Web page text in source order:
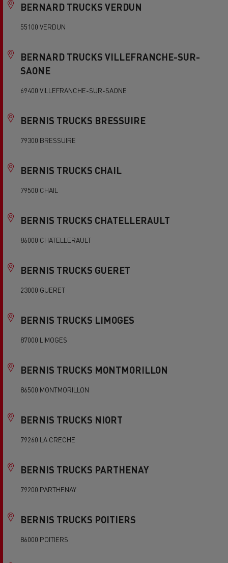
BERNARD TRUCKS VERDUN
55100 VERDUN
BERNARD TRUCKS VILLEFRANCHE-SUR-
SAONE
69400 VILLEFRANCHE-SUR-SAONE
BERNIS TRUCKS BRESSUIRE
79300 BRESSUIRE
BERNIS TRUCKS CHAIL
79500 CHAIL
BERNIS TRUCKS CHATELLERAULT
86000 CHATELLERAULT
BERNIS TRUCKS GUERET
23000 GUERET
BERNIS TRUCKS LIMOGES
87000 LIMOGES
BERNIS TRUCKS MONTMORILLON
86500 MONTMORILLON
BERNIS TRUCKS NIORT
79260 LA CRECHE
BERNIS TRUCKS PARTHENAY
79200 PARTHENAY
BERNIS TRUCKS POITIERS
86000 POITIERS